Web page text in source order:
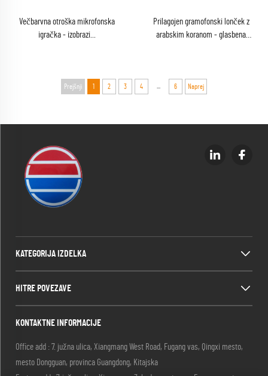
Večbarvna otroška mikrofonska
igračka - izobrazi...
Prilagojen gramofonski lonček z
arabskim koranom - glasbena
Prejšnji 1 2 3 4 6 Naprej
KATEGORIJA IZDELKA
HITRE POVEZAVE
KONTAKTNE INFORMACIJE
Office add : 7. južna ulica, Xiangmang West Road, Fugang vas, Qingxi mesto,
mesto Dongguan, provinca Guangdong, Kitajska